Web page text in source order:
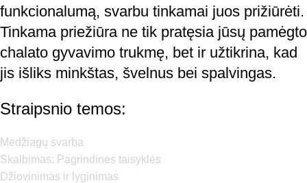
funkcionalumą, svarbu tinkamai juos prižiūrėti.
Tinkama priežiūra ne tik pratęsia jūsų pamėgto
chalato gyvavimo trukmę, bet ir užtikrina, kad
jis išliks minkštas, švelnus bei spalvingas.
Straipsnio temos:
Medžiagų svarba
Skalbimas: Pagrindinės taisyklės
Džiovinimas ir lyginimas